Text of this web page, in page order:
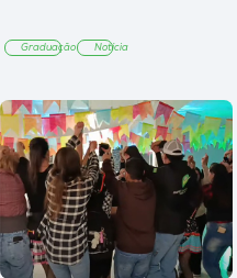
Graduação Notícia